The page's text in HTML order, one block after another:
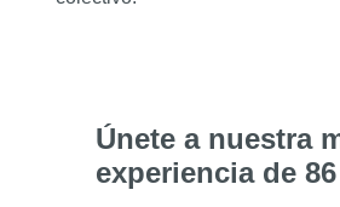
Únete a nuestra
experiencia de